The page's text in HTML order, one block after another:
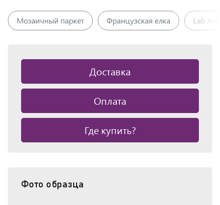
Мозаичный паркет Французская елка Lab
Доставка
Оплата
Где купить?
Фото образца